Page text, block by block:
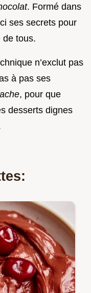
. Formé dans
ses secrets pour
de tous.
n’exclut pas
à pas ses
, pour que
desserts dignes